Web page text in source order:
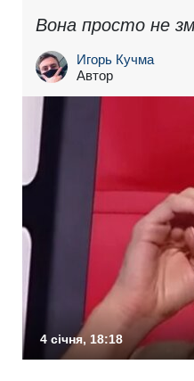
Вона просто не
Игорь Кучма
Автор
4 січня, 18:18